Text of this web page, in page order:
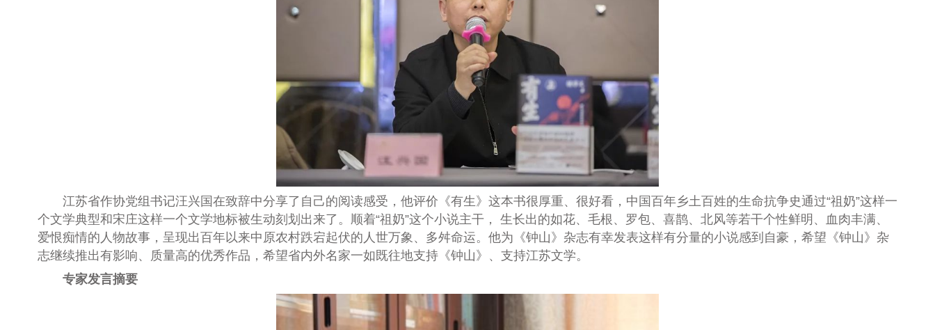
江苏省作协党组书记汪兴国在致辞中分享了自己的阅读感受，他评价《有生》这本书很厚重、很好看，中国百年乡土百姓的生命抗争史通过“祖奶”这样一
个文学典型和宋庄这样一个文学地标被生动刻划出来了。顺着“祖奶”这个小说主干， 生长出的如花、毛根、罗包、喜鹊、北风等若干个性鲜明、血肉丰满、
爱恨痴情的人物故事，呈现出百年以来中原农村跌宕起伏的人世万象、多舛命运。他为《钟山》杂志有幸发表这样有分量的小说感到自豪，希望《钟山》杂
志继续推出有影响、质量高的优秀作品，希望省内外名家一如既往地支持《钟山》、支持江苏文学。
专家发言摘要